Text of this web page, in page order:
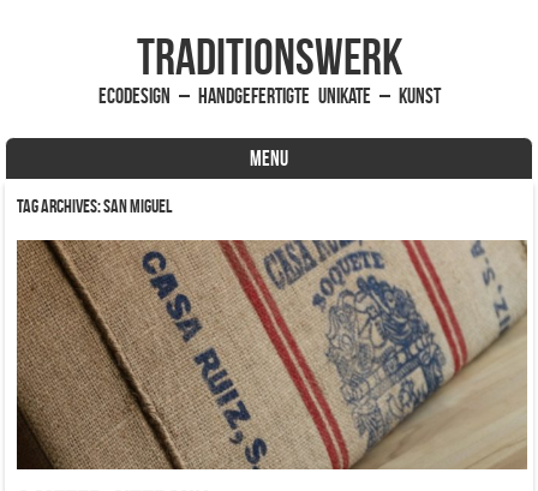
traditionsWerk
EcoDesign – handgefertigte Unikate – Kunst
MENU
Skip to content
Tag Archives:San Miguel